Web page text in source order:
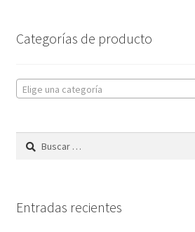
Categorías de producto
Elige una categoría
Buscar:
Entradas recientes